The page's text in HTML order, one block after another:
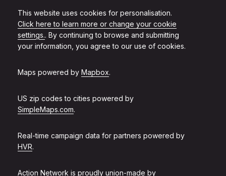
This website uses cookies for personalisation.
Click here to learn more or change your cookie
settings.. By continuing to browse and submitting
your information, you agree to our use of cookies.
Maps powered by Mapbox.
US zip codes to cities powered by
SimpleMaps.com.
Real-time campaign data for partners powered by
HVR.
Action Network is proudly union-made by